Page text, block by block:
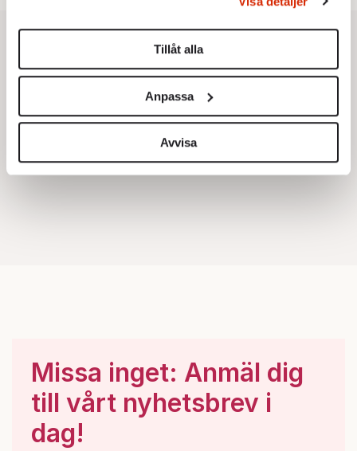
Du kan ändra eller dra tillbaka ditt samtycke när som
helst från cookie-förklaringen.
Vi använder enhetsidentifierare för att anpassa innehållet
för sociala medier och analysera vår trafik. Vi
vidarebefordrar även sådana identifierare och annan
information från din enhet till de sociala medier och
annons- och analysföretag som vi samarbetar med.
Tillåt alla
Anpassa
Avvisa
Missa inget: Anmäl dig
till vårt nyhetsbrev i
dag!